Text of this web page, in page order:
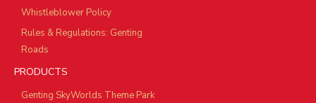
Whistleblower Policy
Rules & Regulations: Genting
Roads
PRODUCTS
Genting SkyWorlds Theme Park